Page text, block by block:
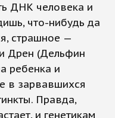
ДНК человека и
что-нибудь да
страшное —
Дрен (Дельфин
ребенка и
в зарвавшихся
Правда,
и генетикам